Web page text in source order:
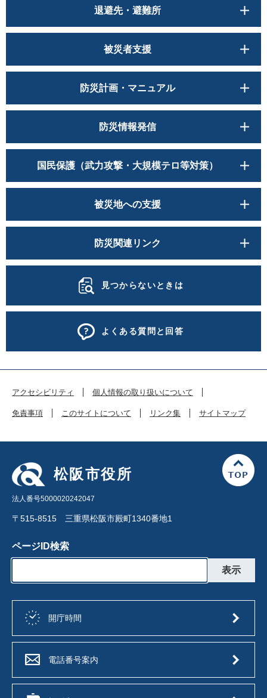
退避先・避難所
被災者支援
防災計画・マニュアル
防災情報発信
国民保護（武力攻撃・大規模テロ等対策）
被災地への支援
防災関連リンク
見つからないときは
よくある質問と回答
アクセシビリティ 個人情報の取り扱いについて
免責事項 このサイトについて リンク集 サイトマップ
松阪市役所
法人番号5000020242047
〒515-8515 三重県松阪市殿町1340番地1
ページID検索
開庁時間
電話番号案内